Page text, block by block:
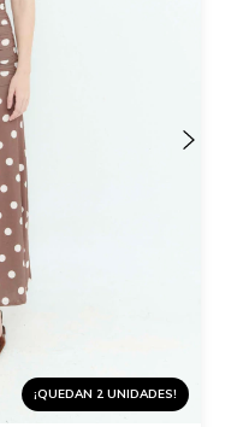
¡QUEDAN 2 UNIDADES!